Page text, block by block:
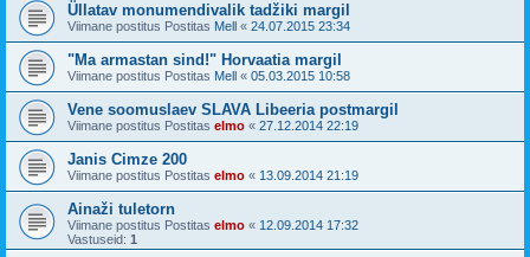
Üllatav monumendivalik tadžiki margil
Viimane postitus Postitas Mell « 24.07.2015 23:34
"Ma armastan sind!" Horvaatia margil
Viimane postitus Postitas Mell « 05.03.2015 10:58
Vene soomuslaev SLAVA Libeeria postmargil
Viimane postitus Postitas elmo « 27.12.2014 22:19
Janis Cimze 200
Viimane postitus Postitas elmo « 13.09.2014 21:19
Ainaži tuletorn
Viimane postitus Postitas elmo « 12.09.2014 17:32
Vastuseid: 1